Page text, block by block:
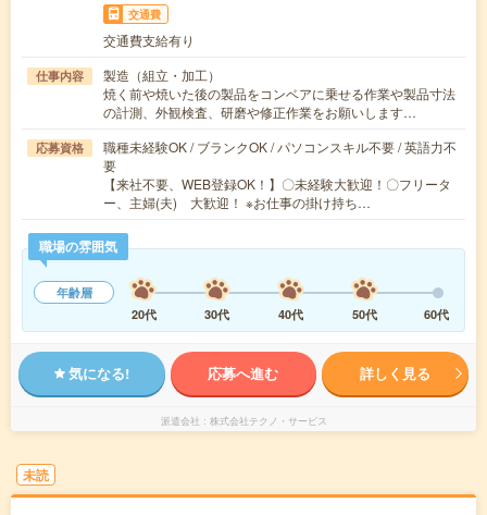
交通費
交通費支給有り
仕事内容
製造（組立・加工）
焼く前や焼いた後の製品をコンベアに乗せる作業や製品寸法
の計測、外観検査、研磨や修正作業をお願いします…
応募資格
職種未経験OK / ブランクOK / パソコンスキル不要 / 英語力不
要
【来社不要、WEB登録OK！】〇未経験大歓迎！〇フリータ
ー、主婦(夫) 大歓迎！ ※お仕事の掛け持ち…
職場の雰囲気
年齢層
20代
30代 40代 50代 60代
気になる! 応募へ進む 詳しく見る
派遣会社 株式会社テクノ・サービス
未読